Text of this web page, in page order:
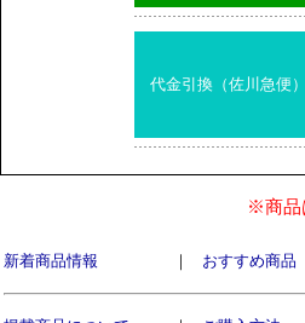
代金引換（佐川急便
※商品
新着商品情報 ｜ おすすめ商品